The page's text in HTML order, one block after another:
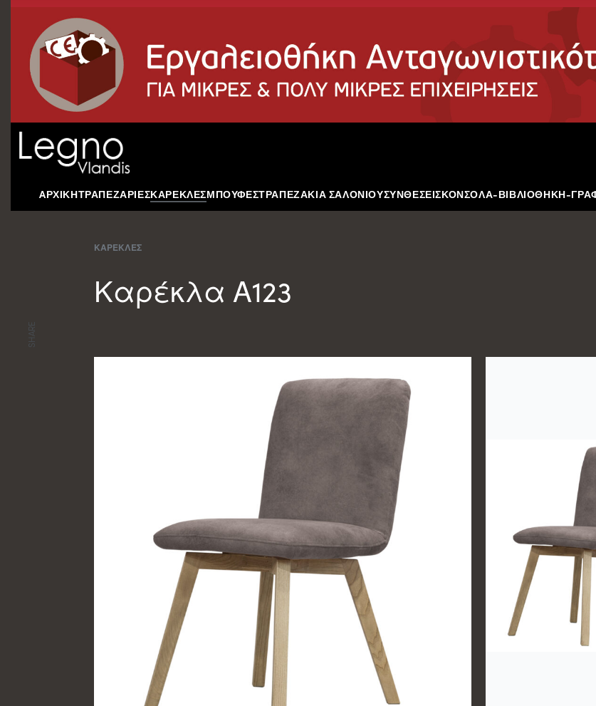
AΡΧΙΚΗΤΡΑΠΕΖΑΡΙΕΣΚΑΡΕΚΛΕΣΜΠΟΥΦΕΣΤΡΑΠΕΖΑΚΙΑ ΣΑΛΟΝΙΟΥΣΥΝΘΕΣΕΙΣΚΟΝΣΟΛΑ-ΒΙΒΛΙΟΘΗΚΗ-
ΚΑΡΕΚΛΕΣ
Καρέκλα Α123
SHARE